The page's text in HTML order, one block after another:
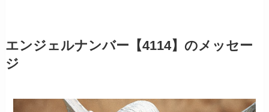
エンジェルナンバー【4114】のメッセー
ジ